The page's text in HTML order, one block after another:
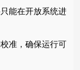
能在开放系统进
准，确保运行可